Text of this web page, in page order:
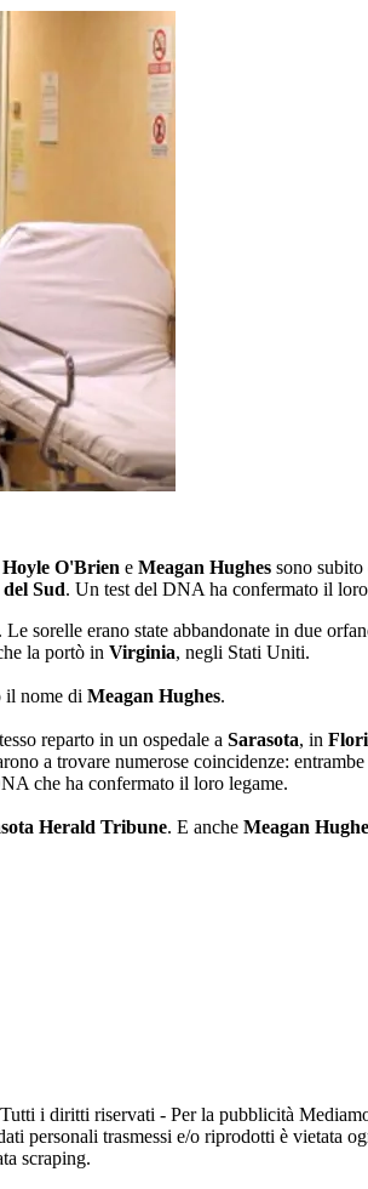
O'Brien e Meagan Hughes sono
Sud. Un test del DNA ha confermato il
sorelle erano state abbandonate in due
la portò in Virginia, negli Stati Uniti.
il nome di Meagan Hughes.
reparto in un ospedale a Sarasota, in
a trovare numerose coincidenze:
che ha confermato il loro legame.
Herald Tribune. E anche Meagan
i diritti riservati - Per la pubblicità
personali trasmessi e/o riprodotti è vietata
scraping.